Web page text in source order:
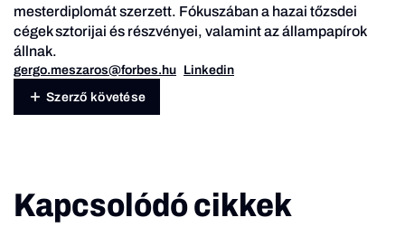
mesterdiplomát szerzett. Fókuszában a hazai tőzsdei
cégek sztorijai és részvényei, valamint az állampapírok
állnak.
gergo.meszaros@forbes.hu Linkedin
Szerző követése
Kapcsolódó cikkek